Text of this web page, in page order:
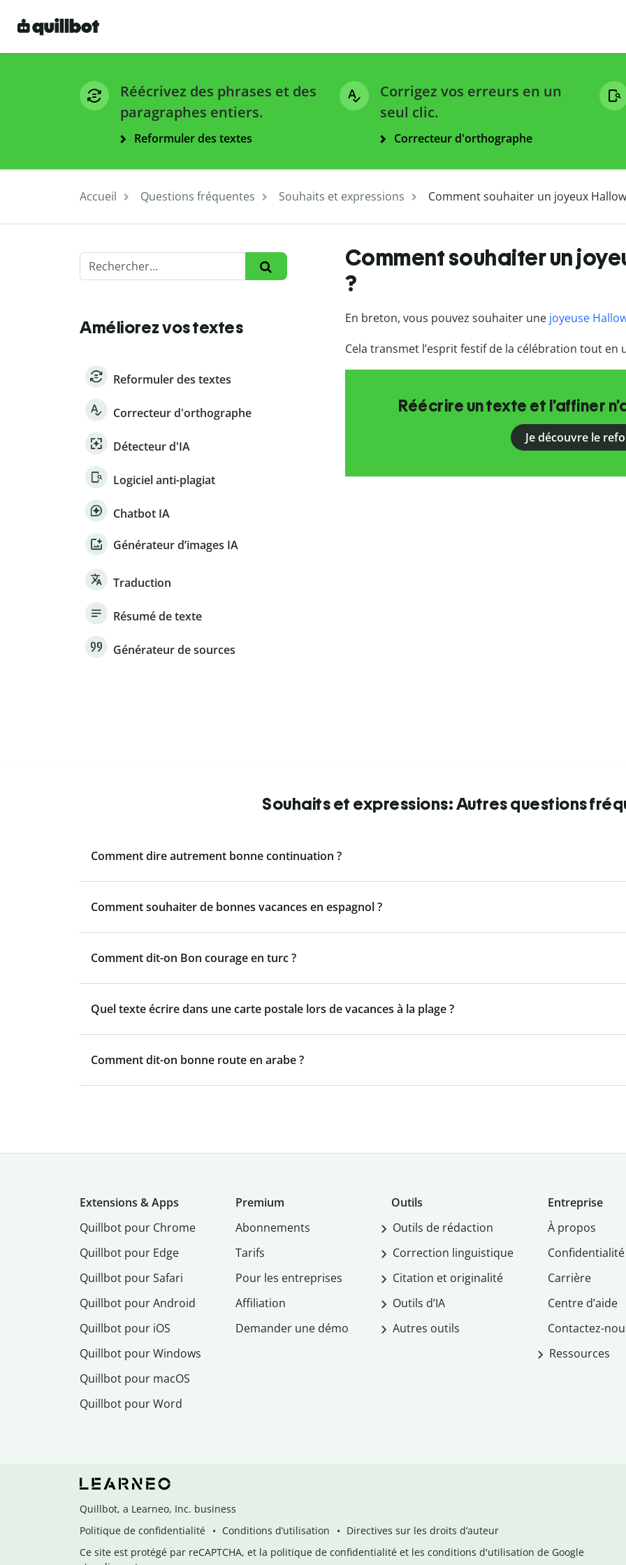
Réécrivez des phrases et des
paragraphes entiers.
Reformuler des textes
Corrigez vos erreurs en un
seul clic.
Correcteur d'orthographe
Accueil Questions fréquentes Souhaits et expressions Comment souhaiter un joyeux
Améliorez vos textes
Reformuler des textes
Correcteur d'orthographe
Détecteur d'IA
Logiciel anti-plagiat
Chatbot IA
Générateur d’images IA
Traduction
Résumé de texte
Générateur de sources
Comment souhaiter un
?
En breton, vous pouvez souhaiter une joyeuse
Cela transmet l’esprit festif de la célébration tout
Réécrire un texte et l’affiner
Je découvre le
Souhaits et expressions: Autres questions
Comment dire autrement bonne continuation ?
Comment souhaiter de bonnes vacances en espagnol ?
Comment dit-on Bon courage en turc ?
Quel texte écrire dans une carte postale lors de vacances à la plage ?
Comment dit-on bonne route en arabe ?
Extensions & Apps
Quillbot pour Chrome
Quillbot pour Edge
Quillbot pour Safari
Quillbot pour Android
Quillbot pour iOS
Quillbot pour Windows
Quillbot pour macOS
Quillbot pour Word
Premium
Abonnements
Tarifs
Pour les entreprises
Affiliation
Demander une démo
Outils
Outils de rédaction
Correction linguistique
Citation et originalité
Outils d’IA
Autres outils
Entreprise
À propos
Confidentialité
Carrière
Centre d’aide
Contactez-
Ressources
Quillbot, a Learneo, Inc. business
Politique de confidentialité
Conditions d’utilisation
Directives sur les droits d’auteur
Ce site est protégé par reCAPTCHA, et la politique de confidentialité et les conditions d'utilisation de Google